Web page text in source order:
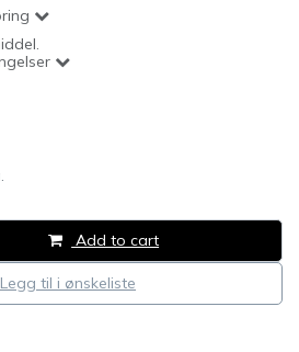
Add to cart
Legg til i ønskeliste